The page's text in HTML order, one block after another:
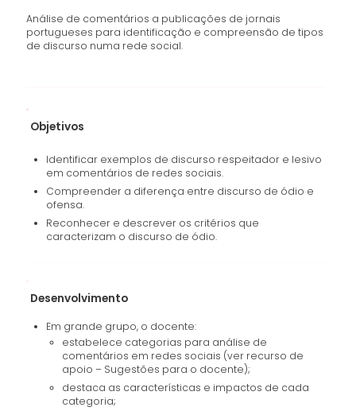
Análise de comentários a publicações de jornais
portugueses para identificação e compreensão de tipos
de discurso numa rede social.
Objetivos
Identificar exemplos de discurso respeitador e lesivo
em comentários de redes sociais.
Compreender a diferença entre discurso de ódio e
ofensa.
Reconhecer e descrever os critérios que
caracterizam o discurso de ódio.
Desenvolvimento
Em grande grupo, o docente:
estabelece categorias para análise de
comentários em redes sociais (ver recurso de
apoio – Sugestões para o docente);
destaca as características e impactos de cada
categoria;